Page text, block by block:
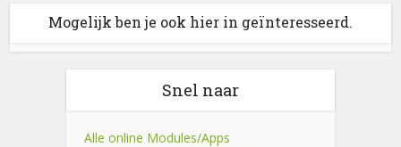
Mogelijk ben je ook hier in geïnteresseerd.
Snel naar
Alle online Modules/Apps